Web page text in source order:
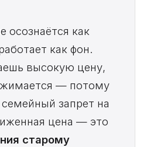
осознаётся как
как фон.
высокую цену,
— потому
запрет на
цена — это
старому